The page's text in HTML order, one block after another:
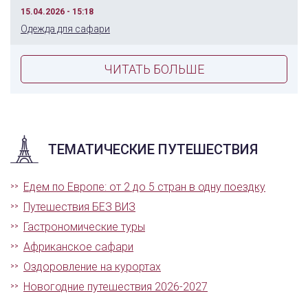
15.04.2026 - 15:18
Одежда для сафари
ЧИТАТЬ БОЛЬШЕ
ТЕМАТИЧЕСКИЕ ПУТЕШЕСТВИЯ
Едем по Европе: от 2 до 5 стран в одну поездку
Путешествия БЕЗ ВИЗ
Гастрономические туры
Африканское сафари
Оздоровление на курортах
Новогодние путешествия 2026-2027